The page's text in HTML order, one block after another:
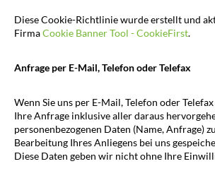
Diese Cookie-Richtlinie wurde erstellt und
FirmaCookie Banner Tool - CookieFirst.
Anfrage per E-Mail, Telefon oder Telefax
Wenn Sie uns per E-Mail, Telefon oder
Ihre Anfrage inklusive aller daraus
personenbezogenen Daten (Name, Anfrage)
Bearbeitung Ihres Anliegens bei uns
Diese Daten geben wir nicht ohne Ihre